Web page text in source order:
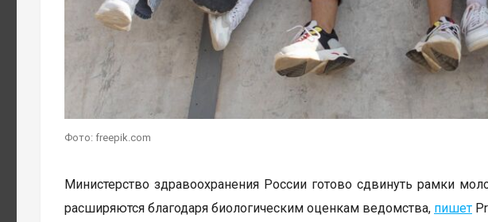
Фото: freepik.com
Министерство здравоохранения России готово сдвинуть рамки
расширяются благодаря биологическим оценкам ведомства, пишет